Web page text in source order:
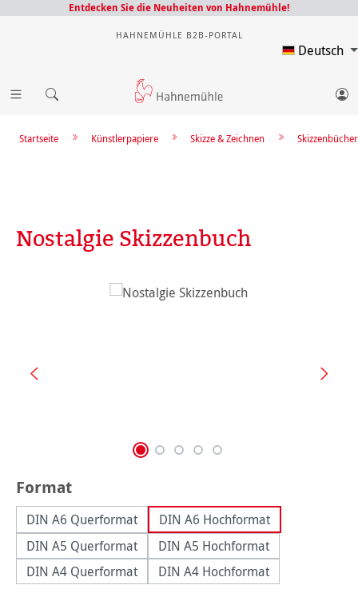
Entdecken Sie die Neuheiten von Hahnemühle!
HAHNEMÜHLE B2B-PORTAL
Deutsch
Skizzenbücher
Skizze & Zeichnen
Künstlerpapiere
Startseite
Nostalgie Skizzenbuch
Bildergalerie überspringen
Formatauswählen
DIN A6 Querformat
DIN A6 Hochformat
DIN A5 Querformat
DIN A5 Hochformat
DIN A4 Querformat
DIN A4 Hochformat